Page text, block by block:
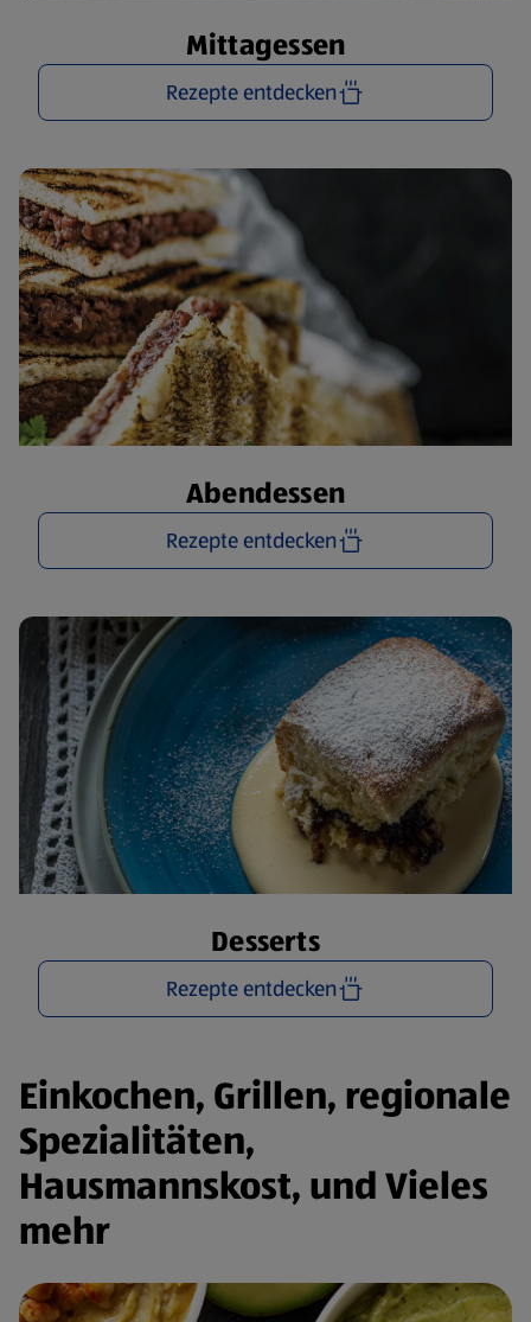
Mittagessen
Rezepte entdecken
Abendessen
Rezepte entdecken
Desserts
Rezepte entdecken
Einkochen, Grillen, regionale
Spezialitäten,
Hausmannskost, und Vieles
mehr